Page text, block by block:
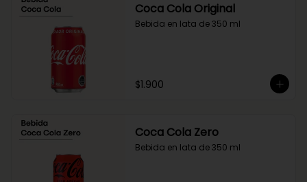
Coca Cola Original
Bebida en lata de 350 ml
$1.900
Coca Cola Zero
Bebida en lata de 350 ml